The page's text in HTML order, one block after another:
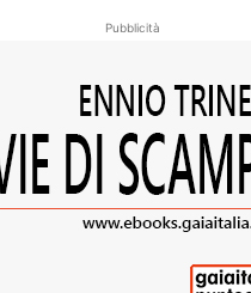
Pubblicità